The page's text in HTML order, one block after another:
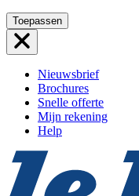
Ga
naar
de
Toepassen
Nieuwsbrief
Brochures
Snelle offerte
Mijn rekening
Help